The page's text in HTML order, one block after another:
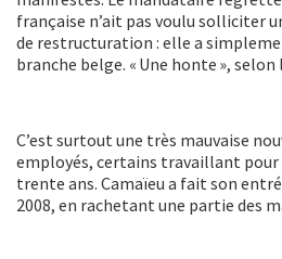
française n’ait pas voulu solliciter
de restructuration : elle a
branche belge. « Une honte », selon
C’est surtout une très mauvaise
employés, certains travaillant pour
trente ans. Camaïeu a fait son
2008, en rachetant une partie des